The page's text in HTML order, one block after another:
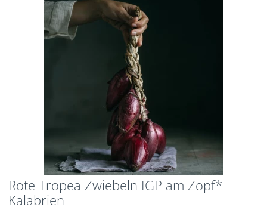
Rote Tropea Zwiebeln IGP am Zopf* -
Kalabrien